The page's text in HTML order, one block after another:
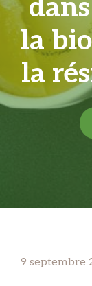
la
la
9 septembre